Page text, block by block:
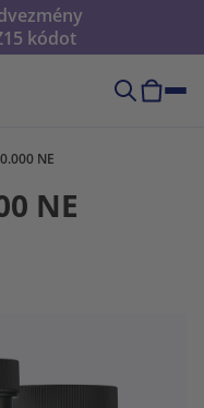
kódot
NE
NE